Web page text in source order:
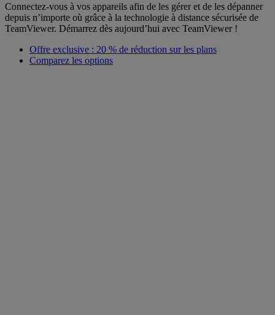
Connectez-vous à vos appareils afin de les gérer et de les dépanner
depuis n’importe où grâce à la technologie à distance sécurisée de
TeamViewer. Démarrez dès aujourd’hui avec TeamViewer !
Offre exclusive : 20 % de réduction sur les plans
Comparez les options